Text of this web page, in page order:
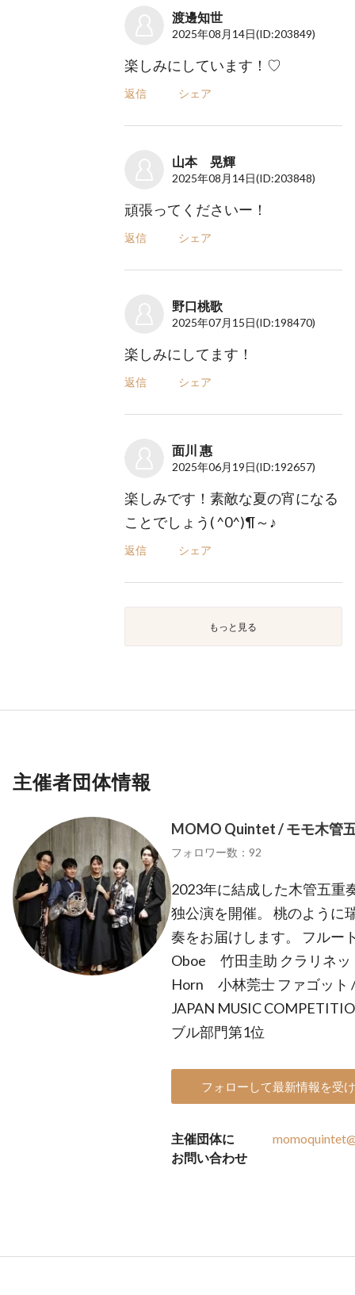
渡邊知世
2025年08月14日(ID:203849)
楽しみにしています！♡
返信 シェア
山本 晃輝
2025年08月14日(ID:203848)
頑張ってくださいー！
返信 シェア
野口桃歌
2025年07月15日(ID:198470)
楽しみにしてます！
返信 シェア
面川 惠
2025年06月19日(ID:192657)
楽しみです！素敵な夏の宵になる
ことでしょう( ^0^)¶～♪
返信 シェア
もっと見る
主催者団体情報
MOMO Quintet / モモ木管
フォロワー数：92
2023年に結成した木管五重
独公演を開催。 桃のように
奏をお届けします。 フル
Oboe 竹田圭助 クラリネ
Horn 小林莞士 ファゴット
JAPAN MUSIC
ブル部門第1位
フォローして最新情報を受
主催団体に
お問い合わせ